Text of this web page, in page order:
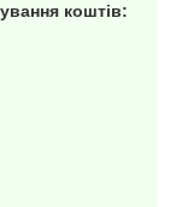
коштів: